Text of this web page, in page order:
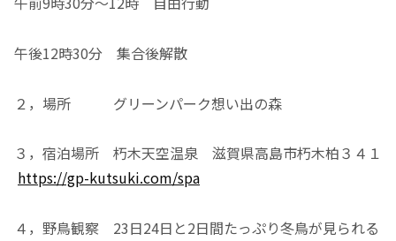
午後12時30分 集合後解散
２，場所 グリーンパーク想い出の森
３，宿泊場所 朽木天空温泉 滋賀県高島市朽木柏３４１
https://gp-kutsuki.com/spa
４，野鳥観察 23日24日と2日間たっぷり冬鳥が見られる